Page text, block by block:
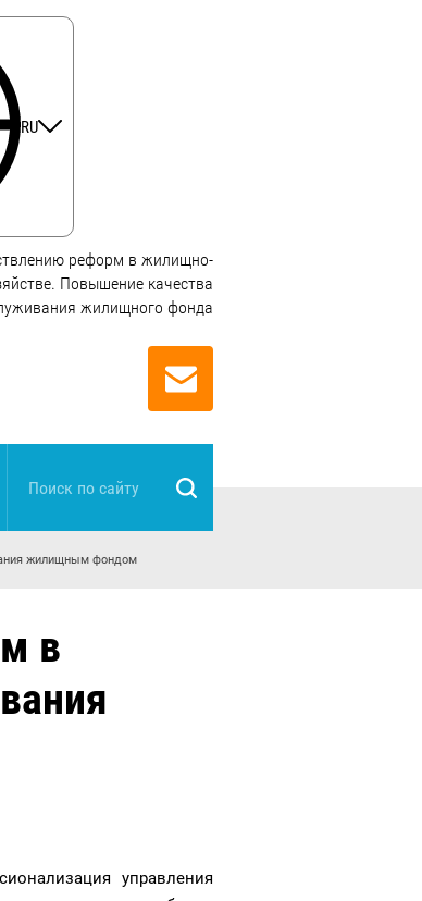
RU
реформ в жилищно-
Повышение качества
жилищного фонда
жилищным фондом
в
управления